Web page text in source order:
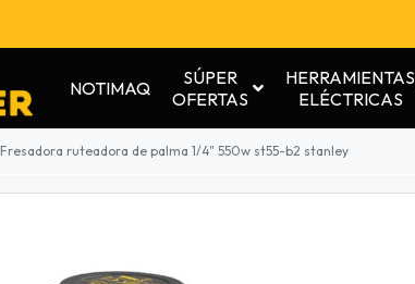
NOTIMAQ
SÚPER
OFERTAS
HERRAMIENTAS
ELÉCTRICAS
Fresadora ruteadora de palma 1/4" 550w st55-b2 stanley